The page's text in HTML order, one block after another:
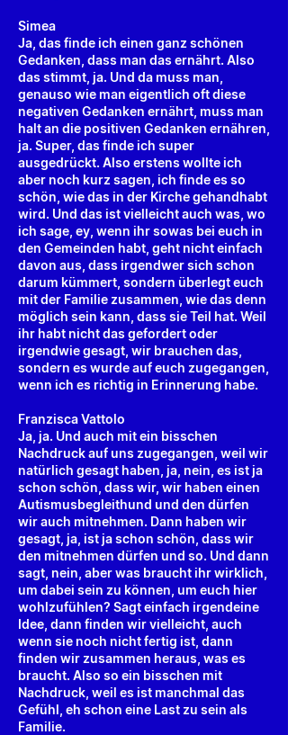
Simea
Ja, das finde ich einen ganz schönen
Gedanken, dass man das ernährt. Also
das stimmt, ja. Und da muss man,
genauso wie man eigentlich oft diese
negativen Gedanken ernährt, muss man
halt an die positiven Gedanken ernähren,
ja. Super, das finde ich super
ausgedrückt. Also erstens wollte ich
aber noch kurz sagen, ich finde es so
schön, wie das in der Kirche gehandhabt
wird. Und das ist vielleicht auch was, wo
ich sage, ey, wenn ihr sowas bei euch in
den Gemeinden habt, geht nicht einfach
davon aus, dass irgendwer sich schon
darum kümmert, sondern überlegt euch
mit der Familie zusammen, wie das denn
möglich sein kann, dass sie Teil hat. Weil
ihr habt nicht das gefordert oder
irgendwie gesagt, wir brauchen das,
sondern es wurde auf euch zugegangen,
wenn ich es richtig in Erinnerung habe.
Franzisca Vattolo
Ja, ja. Und auch mit ein bisschen
Nachdruck auf uns zugegangen, weil wir
natürlich gesagt haben, ja, nein, es ist ja
schon schön, dass wir, wir haben einen
Autismusbegleithund und den dürfen
wir auch mitnehmen. Dann haben wir
gesagt, ja, ist ja schon schön, dass wir
den mitnehmen dürfen und so. Und dann
sagt, nein, aber was braucht ihr wirklich,
um dabei sein zu können, um euch hier
wohlzufühlen? Sagt einfach irgendeine
Idee, dann finden wir vielleicht, auch
wenn sie noch nicht fertig ist, dann
finden wir zusammen heraus, was es
braucht. Also so ein bisschen mit
Nachdruck, weil es ist manchmal das
Gefühl, eh schon eine Last zu sein als
Familie.